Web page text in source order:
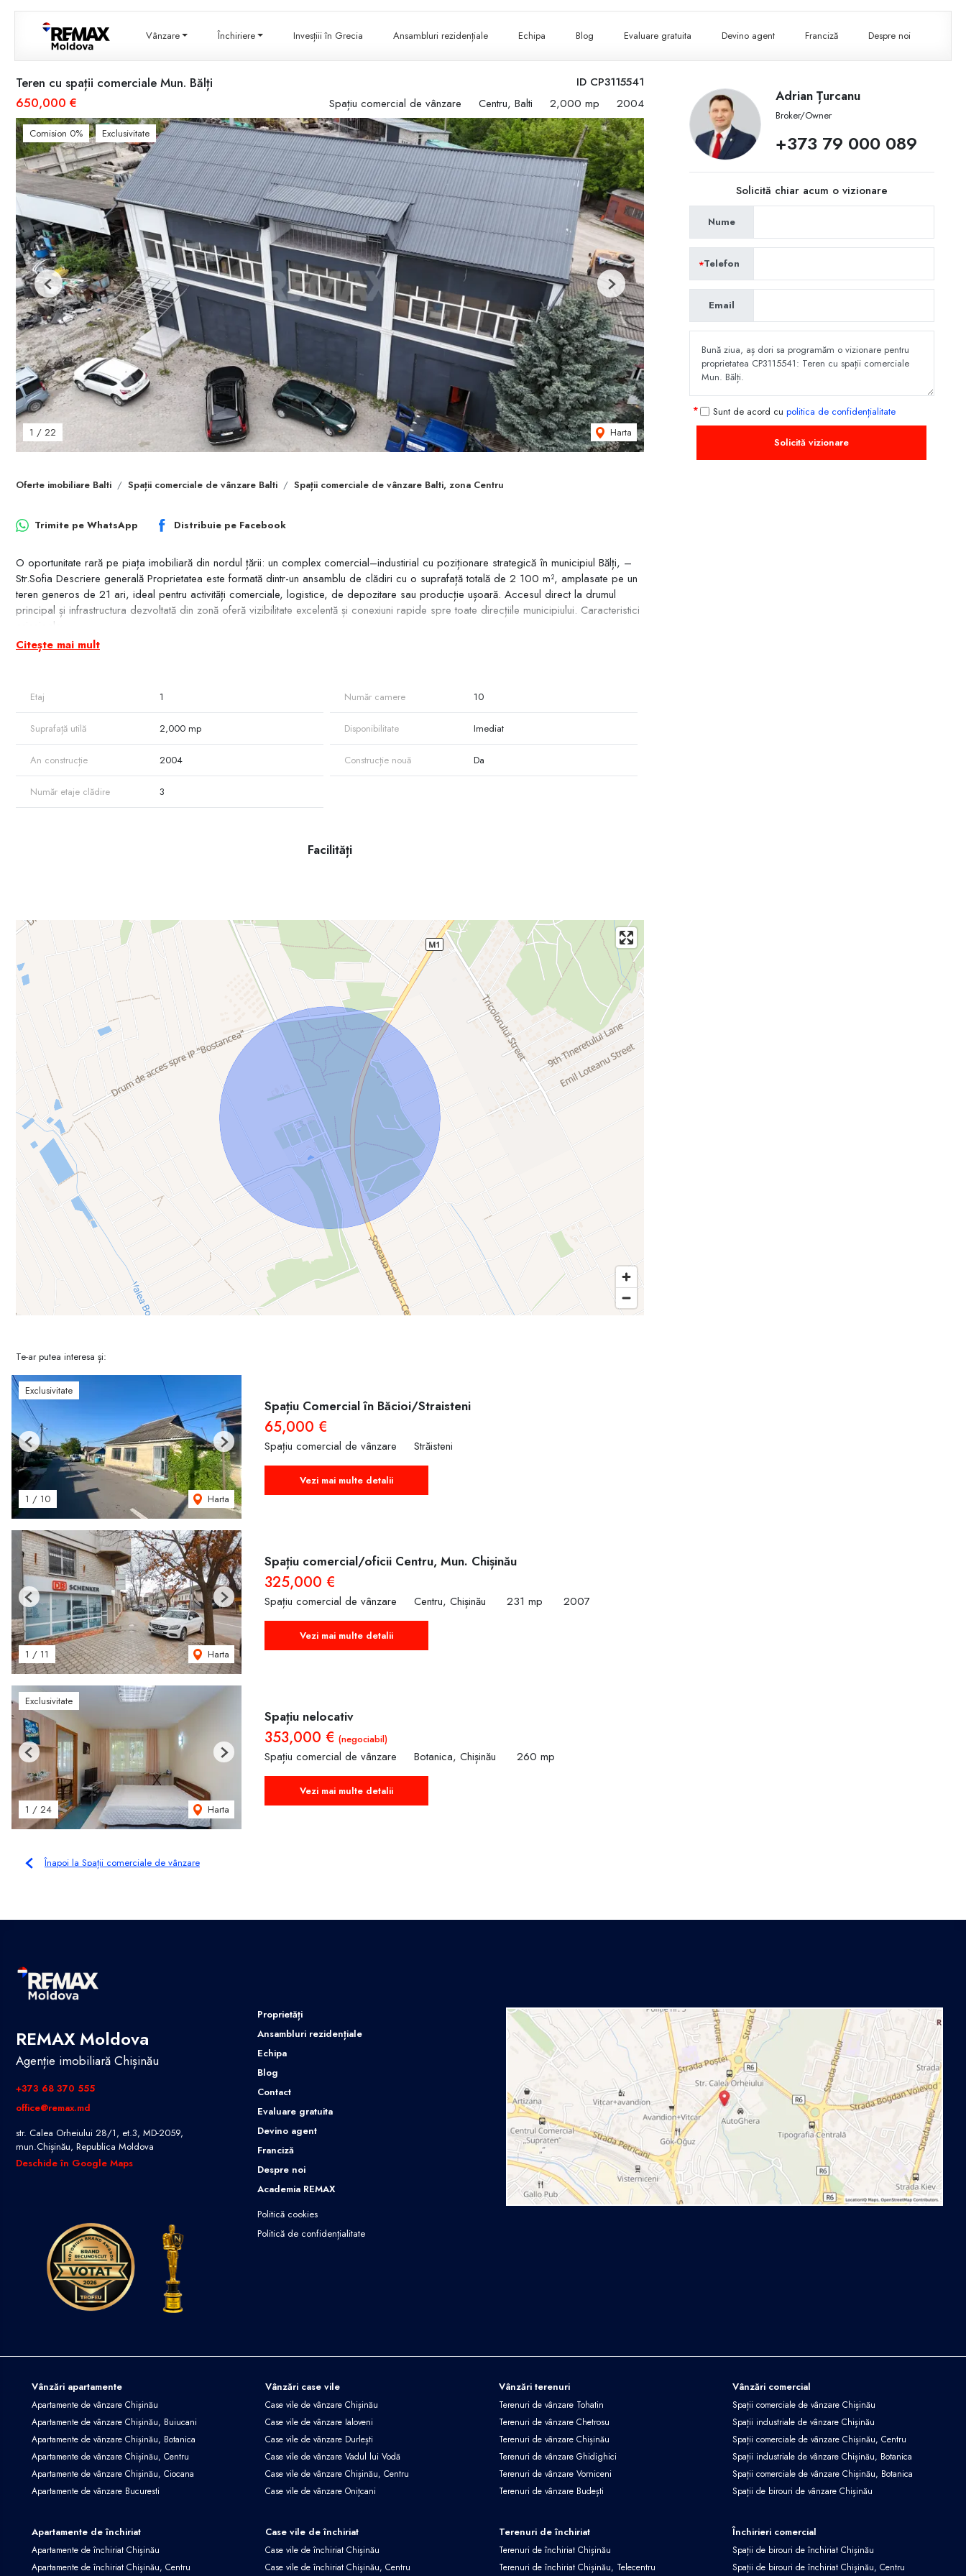
Vânzare Închiriere Invesțiii în Grecia Ansambluri rezidențiale Echipa Blog Evaluare gratuita Devino agent Franciză Despre noi
ID CP3115541
Teren cu spații comerciale Mun. Bălți
650,000 €
Spațiu comercial de vânzare Centru, Balti 2,000 mp 2004
Comision 0% Exclusivitate
1 / 22 Harta
Previous Next
Oferte imobiliare Balti Spații comerciale de vânzare Balti Spații comerciale de vânzare Balti, zona Centru
Trimite pe WhatsApp Distribuie pe Facebook
O oportunitate rară pe piața imobiliară din nordul țării: un complex comercial–industirial cu poziționare strategică în municipiul Bălți, –
Str.Sofia Descriere generală Proprietatea este formată dintr-un ansamblu de clădiri cu o suprafață totală de 2 100 m², amplasate pe un
teren generos de 21 ari, ideal pentru activități comerciale, logistice, de depozitare sau producție ușoară. Accesul direct la drumul
principal și infrastructura dezvoltată din zonă oferă vizibilitate excelentă și conexiuni rapide spre toate direcțiile municipiului. Caracteristici
principale
• Suprafață totală construcții: 2 100 m² • Teren aferent: 21 ari • Destinație actuală: spații comerciale, depozitare, posibil producție •
comerț en-gros, service-uri auto, logistică sau producție. • Suprafață mare construită + teren care permite extindere sau reorganizare. •
Potrivit pentru investitori care caută o proprietate cu randament ridicat, ușor de adaptat diverselor tipuri de afaceri. • Orașul Bălți
reprezintă un nod regional major, cu cerere stabilă pe segmentul industrial-comercial. Utilizări posibile • Depozit logistic • Centru
Citește mai mult
Etaj 1 Număr camere 10
Suprafață utilă 2,000 mp Disponibilitate Imediat
An construcție 2004 Construcție nouă Da
Număr etaje clădire 3
Facilități
Adrian Țurcanu
Broker/Owner
+373 79 000 089
Solicită chiar acum o vizionare
Nume
Telefon
Email
Sunt de acord cu politica de confidențialitate
Solicită vizionare
Te-ar putea interesa și:
Exclusivitate
1 / 10 Harta
Previous Next
Spațiu Comercial în Băcioi/Straisteni
65,000 €
Spațiu comercial de vânzare Străisteni
Vezi mai multe detalii
1 / 11 Harta
Previous Next
Spațiu comercial/oficii Centru, Mun. Chișinău
325,000 €
Spațiu comercial de vânzare Centru, Chișinău 231 mp 2007
Vezi mai multe detalii
Exclusivitate
1 / 24 Harta
Previous Next
Spațiu nelocativ
353,000 € (negociabil)
Spațiu comercial de vânzare Botanica, Chișinău 260 mp
Vezi mai multe detalii
Înapoi la Spații comerciale de vânzare
REMAX Moldova
Agenție imobiliară Chișinău
+373 68 370 555
office@remax.md
str. Calea Orheiului 28/1, et.3, MD-2059,
mun.Chișinău, Republica Moldova
Deschide în Google Maps
Proprietăți
Ansambluri rezidențiale
Echipa
Blog
Contact
Evaluare gratuita
Devino agent
Franciză
Despre noi
Academia REMAX
Politică cookies
Politică de confidențialitate
Vânzări apartamente
Apartamente de vânzare Chișinău
Apartamente de vânzare Chișinău, Buiucani
Apartamente de vânzare Chișinău, Botanica
Apartamente de vânzare Chișinău, Centru
Apartamente de vânzare Chișinău, Ciocana
Apartamente de vânzare Bucuresti
Vânzări case vile
Case vile de vânzare Chișinău
Case vile de vânzare Ialoveni
Case vile de vânzare Durlești
Case vile de vânzare Vadul lui Vodă
Case vile de vânzare Chișinău, Centru
Case vile de vânzare Onițcani
Vânzări terenuri
Terenuri de vânzare Tohatin
Terenuri de vânzare Chetrosu
Terenuri de vânzare Chișinău
Terenuri de vânzare Ghidighici
Terenuri de vânzare Vorniceni
Terenuri de vânzare Budești
Vânzări comercial
Spații comerciale de vânzare Chișinău
Spații industriale de vânzare Chișinău
Spații comerciale de vânzare Chișinău, Centru
Spații industriale de vânzare Chișinău, Botanica
Spații comerciale de vânzare Chișinău, Botanica
Spații de birouri de vânzare Chișinău
Apartamente de închiriat
Apartamente de închiriat Chișinău
Apartamente de închiriat Chișinău, Centru
Case vile de închiriat
Case vile de închiriat Chișinău
Case vile de închiriat Chișinău, Centru
Terenuri de închiriat
Terenuri de închiriat Chișinău
Terenuri de închiriat Chișinău, Telecentru
Închirieri comercial
Spații de birouri de închiriat Chișinău
Spații de birouri de închiriat Chișinău, Centru